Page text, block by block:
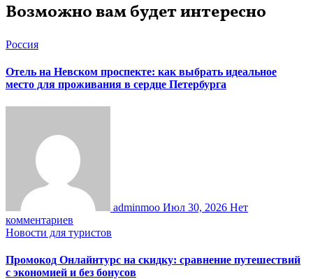
Возможно вам будет интересно
Россия
Отель на Невском проспекте: как выбрать идеальное
место для проживания в сердце Петербурга
adminmoo Июл 30, 2026 Нет
комментариев
Новости для туристов
Промокод Онлайнтурс на скидку: сравнение путешествий
с экономией и без бонусов